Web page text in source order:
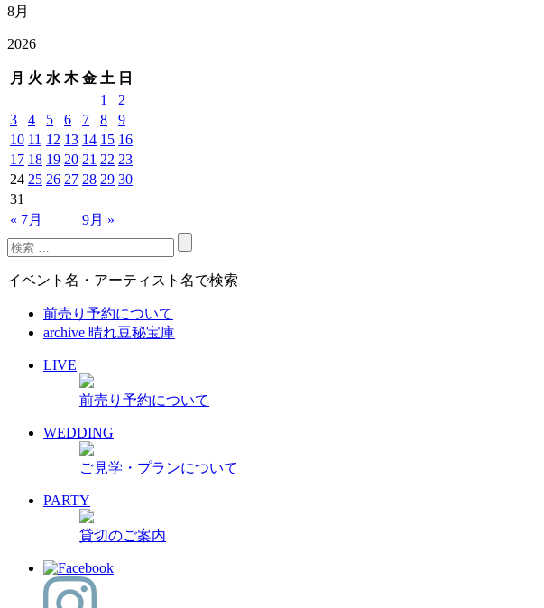
8月
2026
月 火 水 木 金 土 日
« 7月 9月 »
1
2
3
4 5 6 7 8
9
10 11 12 13 14 15 16
17 18 19 20 21 22 23
24 25 26 27 28 29 30
31
イベント名・アーティスト名で検索
前売り予約について
archive 晴れ豆秘宝庫
LIVE
前売り予約について
WEDDING
ご見学・プランについて
PARTY
貸切のご案内